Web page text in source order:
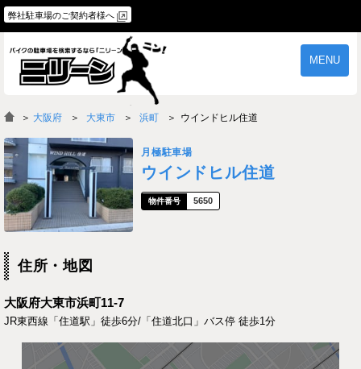
弊社駐車場のご契約者様へ
MENU
物件一覧 ご契約の流れ
よくあるご質問
＞ 大阪府 大東市 浜町 ウインドヒル住道
月極駐車場
ウインドヒル住道
5650
住所・地図
大阪府大東市浜町11-7
JR東西線「住道駅」徒歩6分/「住道北口」バス停 徒歩1分